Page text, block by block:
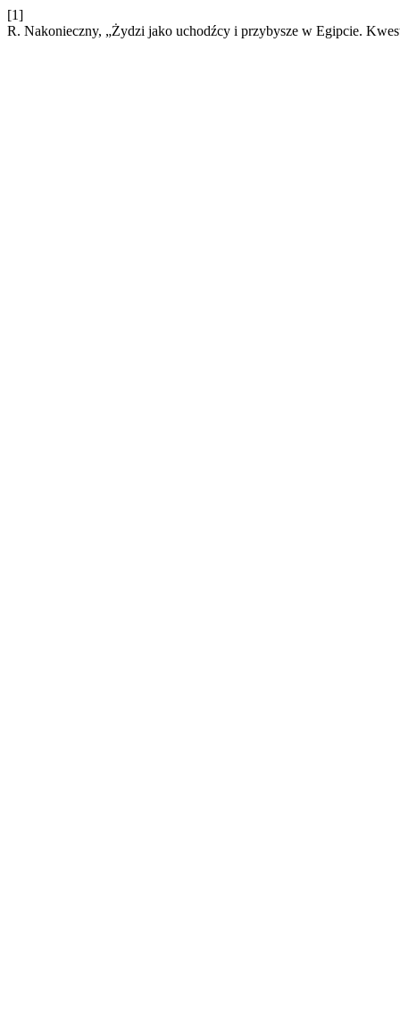
[1]
R. Nakonieczny, „Żydzi jako uchodźcy i przybysze w Egipcie.